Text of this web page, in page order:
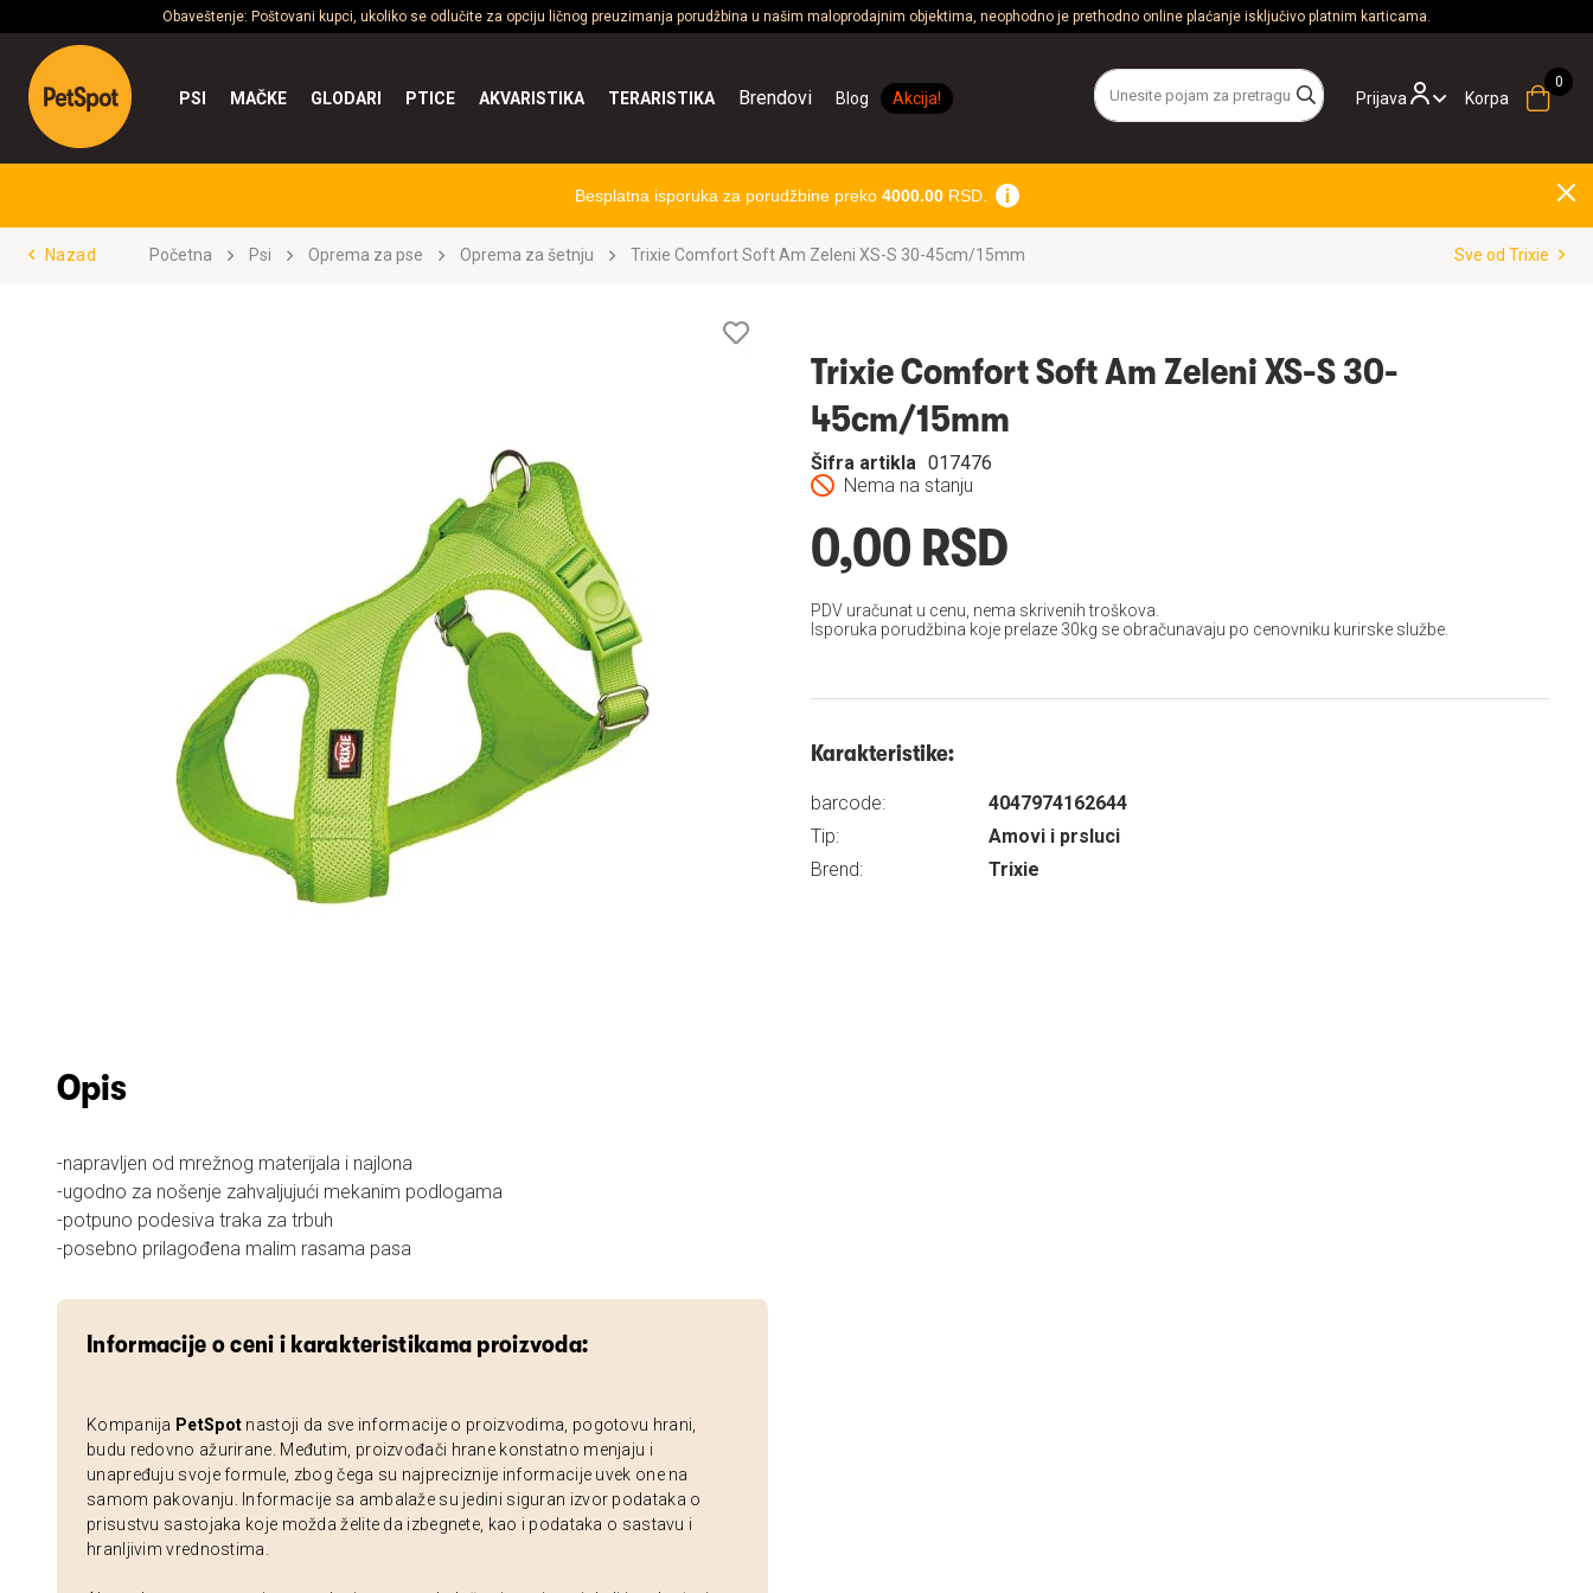
Obaveštenje: Poštovani kupci, ukoliko se odlučite za opciju ličnog preuzimanja porudžbina u našim maloprodajnim objektima, neophodno je prethodno online plaćanje isključivo platnim karticama.
Prijava
PSI MAČKE GLODARI PTICE AKVARISTIKA TERARISTIKA Brendovi Blog Akcija! Korpa
Besplatna isporuka za porudžbine preko 4000.00RSD.
Nazad Početna Psi Oprema za pse Oprema za šetnju Trixie Comfort Soft Am Zeleni XS-S 30-45cm/15mm Sve od Trixie
Opis
-napravljen od mrežnog materijala i najlona
-ugodno za nošenje zahvaljujući mekanim podlogama
-potpuno podesiva traka za trbuh
-posebno prilagođena malim rasama pasa
Informacije o ceni i karakteristikama proizvoda:
Kompanija PetSpot nastoji da sve informacije o proizvodima, pogotovu hrani,
budu redovno ažurirane. Međutim, proizvođači hrane konstatno menjaju i
unapređuju svoje formule, zbog čega su najpreciznije informacije uvek one na
samom pakovanju. Informacije sa ambalaže su jedini siguran izvor podataka o
prisustvu sastojaka koje možda želite da izbegnete, kao i podataka o sastavu i
hranljivim vrednostima.
želja
Trixie Comfort Soft Am Zeleni XS-S 30-
45cm/15mm
Nema na stanju
Šifra artikla 017476
0,00 RSD
PDV uračunat u cenu, nema skrivenih troškova.
Isporuka porudžbina koje prelaze 30kg se obračunavaju po cenovniku kurirske službe.
Karakteristike:
barcode:
4047974162644
Tip:
Amovi i prsluci
Brend:
Trixie